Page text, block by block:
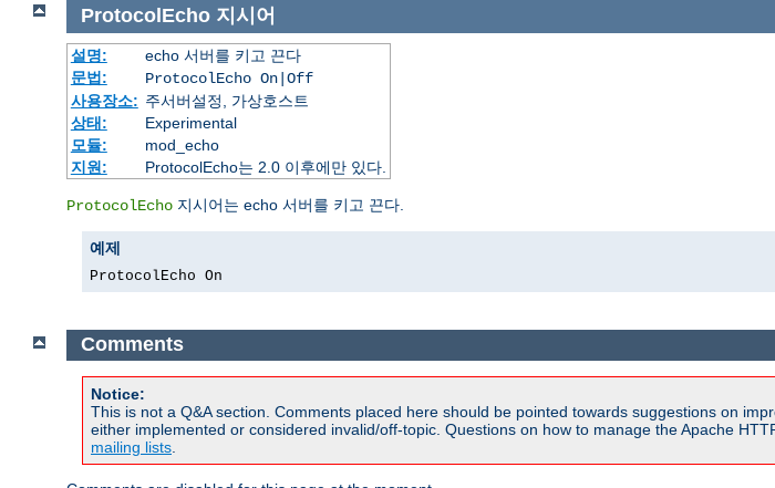
ProtocolEcho 지시어
설명:
echo 서버를 키고 끈다
문법:
ProtocolEcho On|Off
사용장소: 주서버설정, 가상호스트
상태:
Experimental
모듈:
mod_echo
지원:
ProtocolEcho는 2.0 이후에만 있다.
ProtocolEcho 지시어는 echo 서버를 키고 끈다.
예제
ProtocolEcho On
Comments
Notice:
This is not a Q&A section. Comments placed here should be pointed towards suggestions on
either implemented or considered invalid/off-topic. Questions on how to manage the Apache
mailing lists